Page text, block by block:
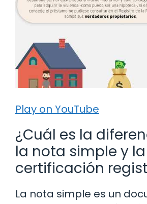
Play on YouTube
¿Cuál es la
la nota simple y la
certificación
La nota simple es un